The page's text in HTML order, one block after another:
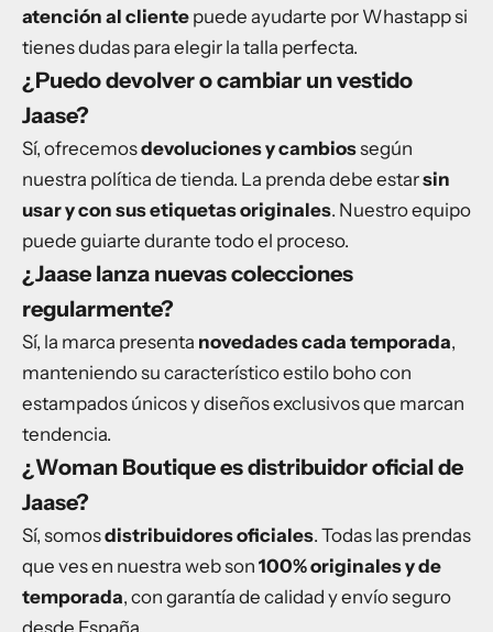
atención al cliente puede ayudarte por Whastapp si
tienes dudas para elegir la talla perfecta.
¿Puedo devolver o cambiar un vestido
Jaase?
Sí, ofrecemosdevoluciones y cambiossegún
nuestra política de tienda. La prenda debe estarsin
usar y con sus etiquetas originales. Nuestro equipo
puede guiarte durante todo el proceso.
¿Jaase lanza nuevas colecciones
regularmente?
Sí, la marca presenta novedades cada temporada,
manteniendo su característico estilo boho con
estampados únicos y diseños exclusivos que marcan
tendencia.
¿Woman Boutique es distribuidor oficial de
Jaase?
Sí, somosdistribuidores oficiales. Todas las prendas
que ves en nuestra web son 100% originales y de
temporada, con garantía de calidad y envío seguro
desde España.